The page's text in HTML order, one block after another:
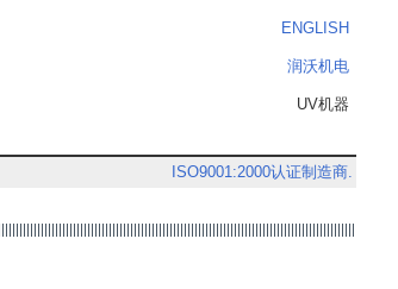
ENGLISH
润沃机电
UV机器
ISO9001:2000认证制造商.